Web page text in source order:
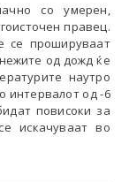
со умерен,
правец.
се прошируваат
од дожд ќе
наутро
интервалот од -6
повисоки за
искачуваат во